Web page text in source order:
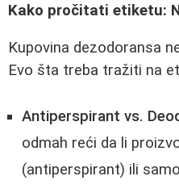
Kako pročitati etiketu:
Kupovina dezodoransa
Evo šta treba tražiti na
Antiperspirant vs.
odmah reći da li
(antiperspirant) ili